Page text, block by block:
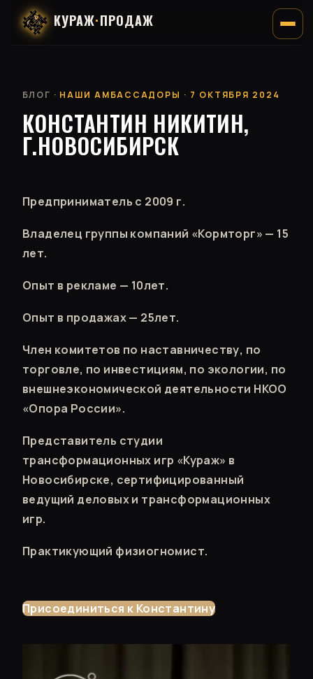
КУРАЖ·ПРОДАЖ
БЛОГ · НАШИ АМБАССАДОРЫ · 7 ОКТЯБРЯ 2024
КОНСТАНТИН НИКИТИН,
Г.НОВОСИБИРСК
Предприниматель с 2009 г.
Владелец группы компаний «Кормторг» — 15
лет.
Опыт в рекламе — 10лет.
Опыт в продажах — 25лет.
Член комитетов по наставничеству, по
торговле, по инвестициям, по экологии, по
внешнеэкономической деятельности НКОО
«Опора России».
Представитель студии
трансформационных игр «Кураж» в
Новосибирске, сертифицированный
ведущий деловых и трансформационных
игр.
Практикующий физиогномист.
Присоединиться к Константину